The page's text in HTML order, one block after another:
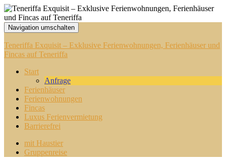
Navigation umschalten
Teneriffa Exquisit – Exklusive Ferienwohnungen, Ferienhäuser und
Fincas auf Teneriffa
Start
Anfrage
Ferienhäuser
Ferienwohnungen
Fincas
Luxus Ferienvermietung
Barrierefrei
mit Haustier
Gruppenreise